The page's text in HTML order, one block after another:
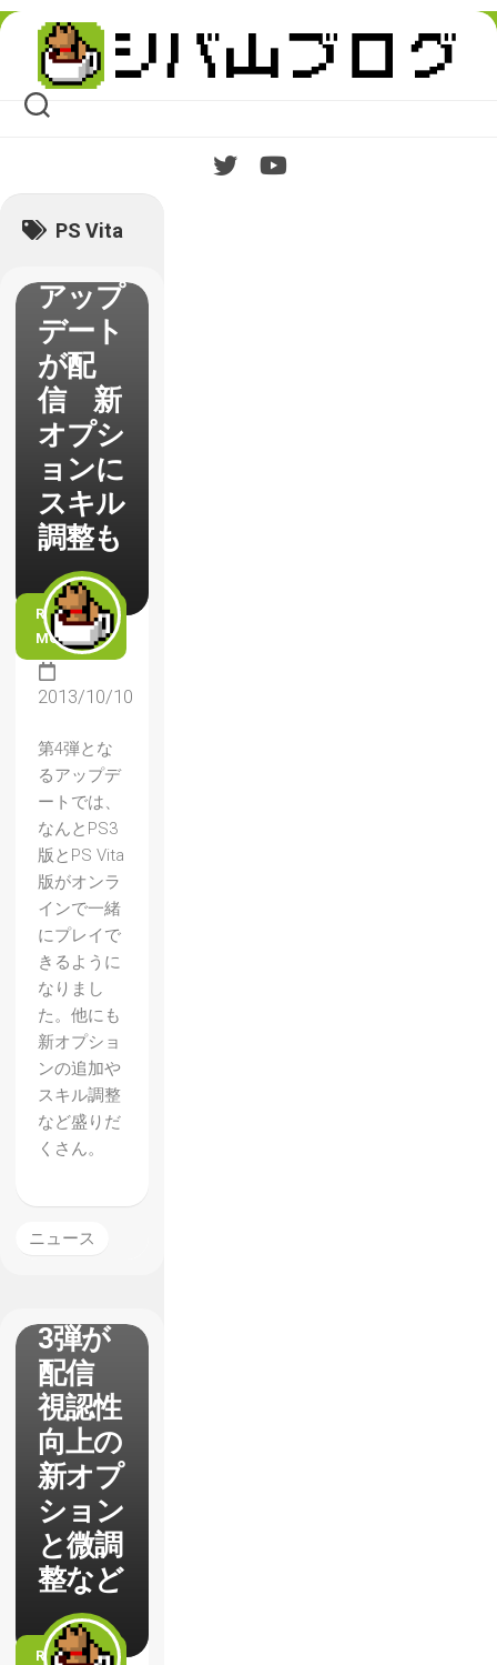
Skip
content
PS Vita
ン】
PS3と
PS Vita
のクロ
イ対応
を含む
アップ
デート
が配
信 新
オプシ
ョンに
スキル
調整も
READ
MORE
2013/10/10
第4弾とな
るアップデ
ートでは、
なんとPS3
版とPS Vita
版がオンラ
インで一緒
にプレイで
きるように
なりまし
た。他にも
新オプショ
ンの追加や
スキル調整
など盛りだ
くさん。
ニュース
【ドラ
ゴンズ
クラウ
ン】ア
3弾が
配信
視認性
向上の
新オプ
ション
と微調
整など
READ